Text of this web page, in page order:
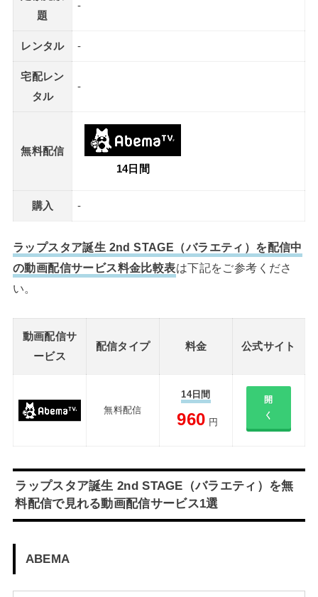
題
-
レンタル -
宅配レン
タル
-
無料配信
14日間
購入 -
ラップスタア誕生 2nd STAGE（バラエティ）を配信中
の動画配信サービス料金比較表は下記をご参考くださ
い。
動画配信サ
ービス
配信タイプ 料金 公式サイト
無料配信
14日間
960 円
開
く
ラップスタア誕生 2nd STAGE（バラエティ）を無
料配信で見れる動画配信サービス1選
ABEMA